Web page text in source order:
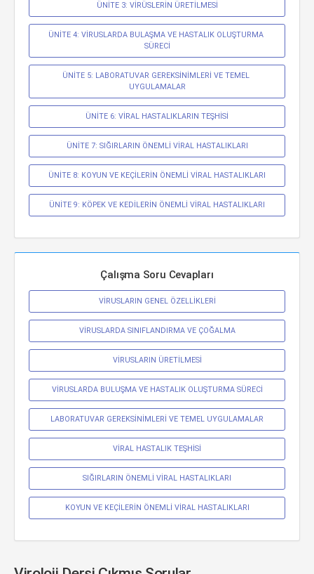
ÜNİTE 3: VİRÜSLERİN ÜRETİLMESİ
ÜNİTE 4: VİRUSLARDA BULAŞMA VE HASTALIK OLUŞTURMA
SÜRECİ
ÜNİTE 5: LABORATUVAR GEREKSİNİMLERİ VE TEMEL
UYGULAMALAR
ÜNİTE 6: VİRAL HASTALIKLARIN TEŞHİSİ
ÜNİTE 7: SIĞIRLARIN ÖNEMLİ VİRAL HASTALIKLARI
ÜNİTE 8: KOYUN VE KEÇİLERİN ÖNEMLİ VİRAL HASTALIKLARI
ÜNİTE 9: KÖPEK VE KEDİLERİN ÖNEMLİ VİRAL HASTALIKLARI
Çalışma Soru Cevapları
VİRUSLARIN GENEL ÖZELLİKLERİ
VİRUSLARDA SINIFLANDIRMA VE ÇOĞALMA
VİRUSLARIN ÜRETİLMESİ
VİRUSLARDA BULUŞMA VE HASTALIK OLUŞTURMA SÜRECİ
LABORATUVAR GEREKSİNİMLERİ VE TEMEL UYGULAMALAR
VİRAL HASTALIK TEŞHİSİ
SIĞIRLARIN ÖNEMLİ VİRAL HASTALIKLARI
KOYUN VE KEÇİLERİN ÖNEMLİ VİRAL HASTALIKLARI